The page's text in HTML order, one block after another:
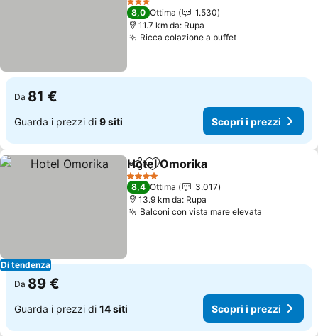
3 Stelle
8,0 Ottima
1.530
11.7 km da: Rupa
Ricca colazione a buffet
Da 81 €
Guarda i prezzi di 9 siti Scopri i prezzi
Di tendenza
CondividiAggiungi ai preferiti
Hotel Omorika
4 Stelle
8,4 Ottima
3.017
13.9 km da: Rupa
Balconi con vista mare elevata
Da 89 €
Guarda i prezzi di 14 siti Scopri i prezzi